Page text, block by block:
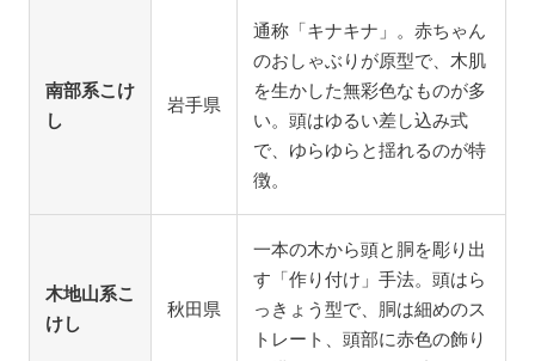
南部系こけ
し
岩手県
通称「キナキナ」。赤ちゃん
のおしゃぶりが原型で、木肌
を生かした無彩色なものが多
い。頭はゆるい差し込み式
で、ゆらゆらと揺れるのが特
徴。
木地山系こ
けし
秋田県
一本の木から頭と胴を彫り出
す「作り付け」手法。頭はら
っきょう型で、胴は細めのス
トレート、頭部に赤色の飾り